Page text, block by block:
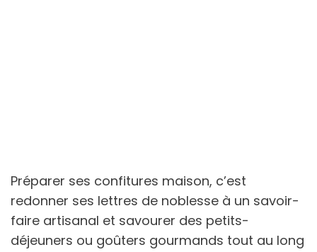
Préparer ses confitures maison, c’est
redonner ses lettres de noblesse à un savoir-
faire artisanal et savourer des petits-
déjeuners ou goûters gourmands tout au long